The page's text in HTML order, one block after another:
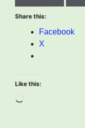
Share this:
Facebook
X
Like this: